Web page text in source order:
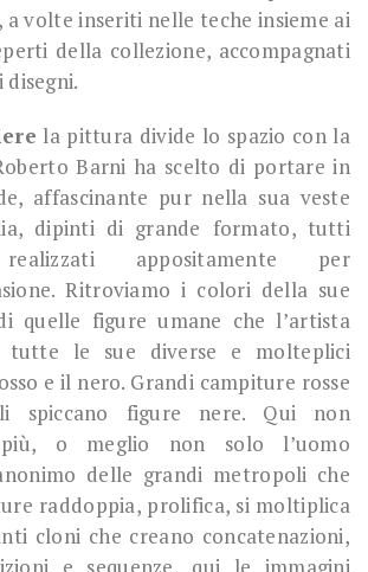
a volte inseriti nelle teche insieme ai
della collezione, accompagnati
disegni.
la pittura divide lo spazio con la
Barni ha scelto di portare in
affascinante pur nella sua veste
dipinti di grande formato, tutti
appositamente per
Ritroviamo i colori della sue
quelle figure umane che l’artista
tutte le sue diverse e molteplici
e il nero. Grandi campiture rosse
spiccano figure nere. Qui non
più, o meglio non solo l’uomo
delle grandi metropoli che
raddoppia, prolifica, si moltiplica
cloni che creano concatenazioni,
e sequenze, qui le immagini